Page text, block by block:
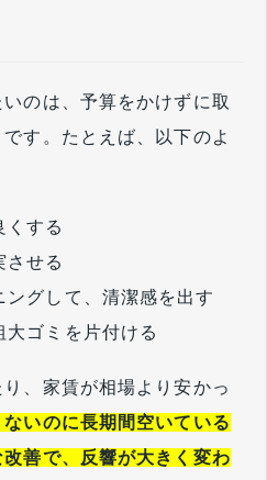
のは、予算をかけずに取
す。たとえば、以下のよ
くする
させる
グして、清潔感を出す
ゴミを片付ける
、家賃が相場より安かっ
ないのに長期間空いている
善で、反響が大きく変わ